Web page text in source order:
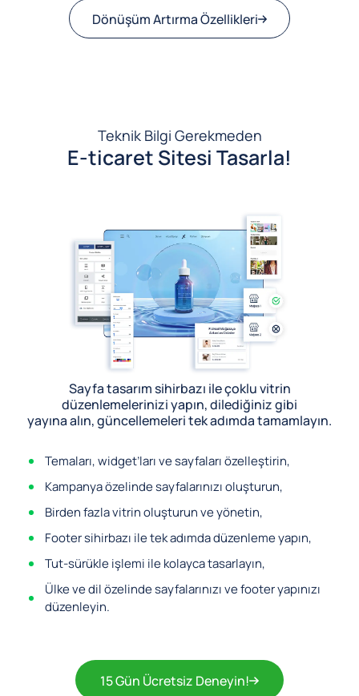
Dönüşüm Artırma Özellikleri
Teknik Bilgi Gerekmeden
E-ticaret Sitesi Tasarla!
Sayfa tasarım sihirbazı ile çoklu vitrin
düzenlemelerinizi yapın, dilediğiniz gibi
yayına alın, güncellemeleri tek adımda tamamlayın.
Temaları, widget’ları ve sayfaları özelleştirin,
Kampanya özelinde sayfalarınızı oluşturun,
Birden fazla vitrin oluşturun ve yönetin,
Footer sihirbazı ile tek adımda düzenleme yapın,
Tut-sürükle işlemi ile kolayca tasarlayın,
Ülke ve dil özelinde sayfalarınızı ve footer yapınızı
düzenleyin.
15 Gün Ücretsiz Deneyin!